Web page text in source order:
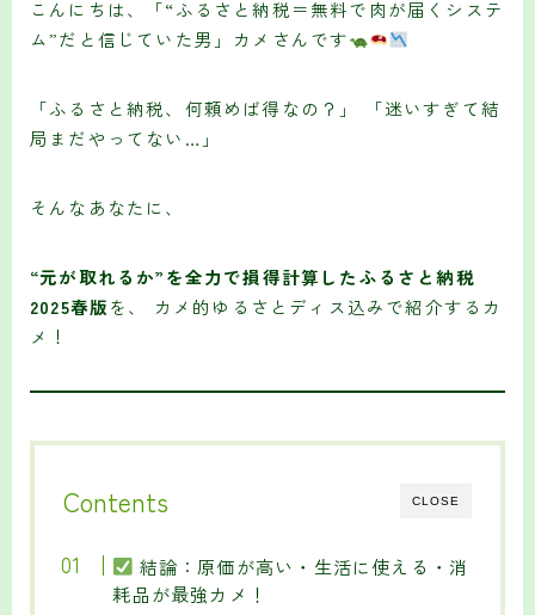
こんにちは、「“ふるさと納税＝無料で肉が届くシステ
ム”だと信じていた男」カメさんです
「ふるさと納税、何頼めば得なの？」 「迷いすぎて結
局まだやってない…」
そんなあなたに、
“元が取れるか”を全力で損得計算したふるさと納税
2025春版を、 カメ的ゆるさとディス込みで紹介するカ
メ！
CLOSE
Contents
結論：原価が高い・生活に使える・消
耗品が最強カメ！